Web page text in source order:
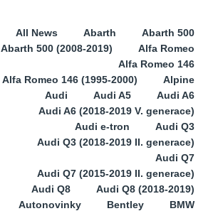
All News Abarth
Abarth 500
Abarth 500 (2008-2019)
Alfa Romeo
Alfa Romeo 146
Alfa Romeo 146 (1995-2000)
Alpine
Audi
Audi A5
Audi A6
Audi A6 (2018-2019 V. generace)
Audi e-tron
Audi Q3
Audi Q3 (2018-2019 II. generace)
Audi Q7
Audi Q7 (2015-2019 II. generace)
Audi Q8
Audi Q8 (2018-2019)
Autonovinky
Bentley
BMW